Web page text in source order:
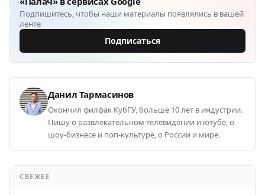
Подпишитесь, чтобы наши материалы появлялись в вашей
ленте
Подписаться
Данил Тармасинов
Окончил филфак КубГУ, больше 10 лет в индустрии.
Пишу о развлекательном телевидении и ютубе, о
шоу-бизнесе и поп-культуре, о России и мире.
СВЕЖЕЕ